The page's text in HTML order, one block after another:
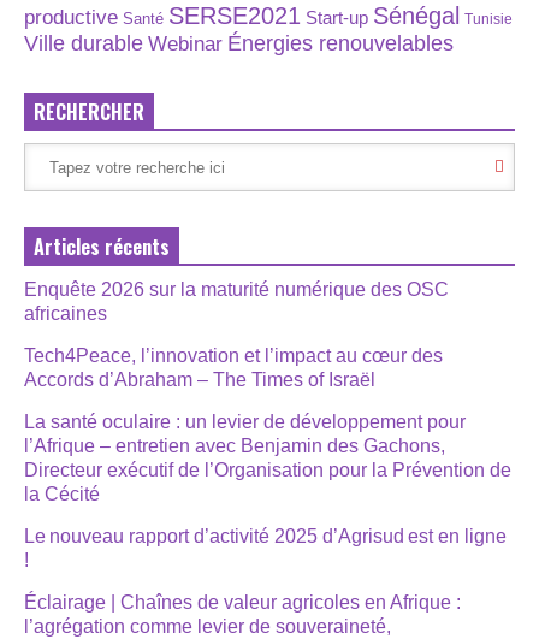
productive Santé SERSE2021 Start-up Sénégal Tunisie
Ville durable Webinar Énergies renouvelables
RECHERCHER
Articles récents
Enquête 2026 sur la maturité numérique des OSC
africaines
Tech4Peace, l’innovation et l’impact au cœur des
Accords d’Abraham – The Times of Israël
La santé oculaire : un levier de développement pour
l’Afrique – entretien avec Benjamin des Gachons,
Directeur exécutif de l’Organisation pour la Prévention de
la Cécité
Le nouveau rapport d’activité 2025 d’Agrisud est en ligne
!
Éclairage | Chaînes de valeur agricoles en Afrique :
l’agrégation comme levier de souveraineté,